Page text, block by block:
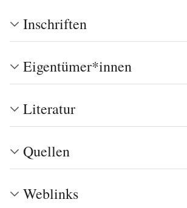
Inschriften
Eigentümer*innen
Literatur
Quellen
Weblinks